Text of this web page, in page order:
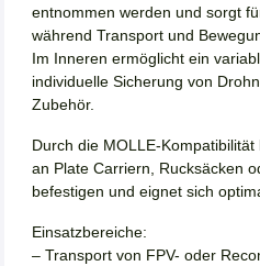
entnommen werden und sorgt
während Transport und
Im Inneren ermöglicht ein
individuelle Sicherung von
Zubehör.
Durch die MOLLE-
an Plate Carriern, Rucksäcken
befestigen und eignet sich
Einsatzbereiche:
– Transport von FPV- oder